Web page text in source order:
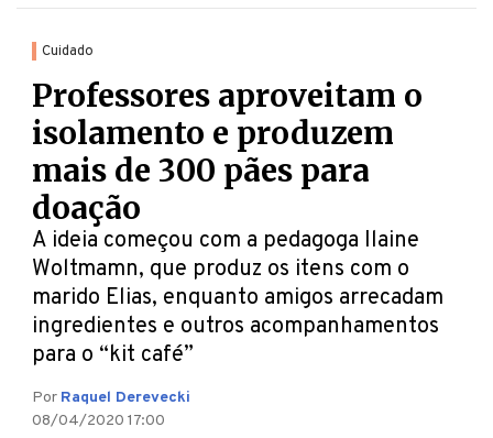
Cuidado
Professores aproveitam o
isolamento e produzem
mais de 300 pães para
doação
A ideia começou com a pedagoga Ilaine
Woltmamn, que produz os itens com o
marido Elias, enquanto amigos arrecadam
ingredientes e outros acompanhamentos
para o “kit café”
Por Raquel Derevecki
08/04/2020 17:00